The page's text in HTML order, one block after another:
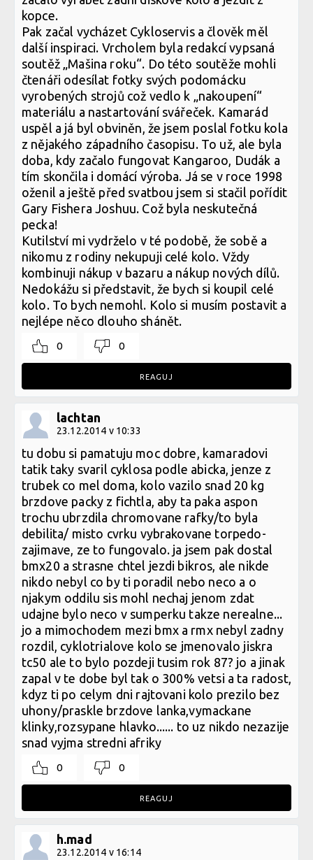
kopce.
Pak začal vycházet Cykloservis a člověk měl
další inspiraci. Vrcholem byla redakcí vypsaná
soutěž „Mašina roku“. Do této soutěže mohli
čtenáři odesílat fotky svých podomácku
vyrobených strojů což vedlo k „nakoupení“
materiálu a nastartování svářeček. Kamarád
uspěl a já byl obviněn, že jsem poslal fotku kola
z nějakého západního časopisu. To už, ale byla
doba, kdy začalo fungovat Kangaroo, Dudák a
tím skončila i domácí výroba. Já se v roce 1998
oženil a ještě před svatbou jsem si stačil pořídit
Gary Fishera Joshuu. Což byla neskutečná
pecka!
Kutilství mi vydrželo v té podobě, že sobě a
nikomu z rodiny nekupuji celé kolo. Vždy
kombinuji nákup v bazaru a nákup nových dílů.
Nedokážu si představit, že bych si koupil celé
kolo. To bych nemohl. Kolo si musím postavit a
nejlépe něco dlouho shánět.
0 0
REAGUJ
lachtan
23.12.2014 v 10:33
tu dobu si pamatuju moc dobre, kamaradovi
tatik taky svaril cyklosa podle abicka, jenze z
trubek co mel doma, kolo vazilo snad 20 kg
brzdove packy z fichtla, aby ta paka aspon
trochu ubrzdila chromovane rafky/to byla
debilita/ misto cvrku vybrakovane torpedo-
zajimave, ze to fungovalo. ja jsem pak dostal
bmx20 a strasne chtel jezdi bikros, ale nikde
nikdo nebyl co by ti poradil nebo neco a o
njakym oddilu sis mohl nechaj jenom zdat
udajne bylo neco v sumperku takze nerealne...
jo a mimochodem mezi bmx a rmx nebyl zadny
rozdil, cyklotrialove kolo se jmenovalo jiskra
tc50 ale to bylo pozdeji tusim rok 87? jo a jinak
zapal v te dobe byl tak o 300% vetsi a ta radost,
kdyz ti po celym dni rajtovani kolo prezilo bez
uhony/praskle brzdove lanka,vymackane
klinky,rozsypane hlavko...... to uz nikdo nezazije
snad vyjma stredni afriky
0 0
REAGUJ
h.mad
23.12.2014 v 16:14